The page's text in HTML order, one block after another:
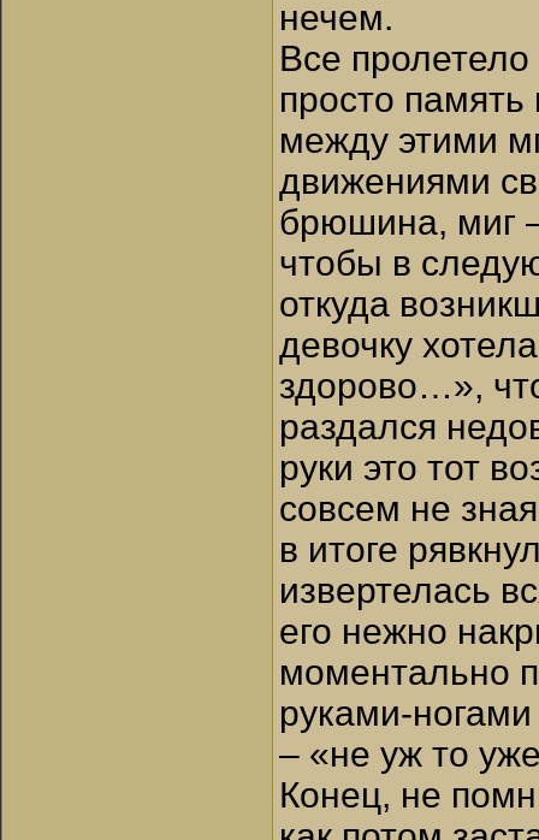
нечем.
Все
просто
между этими
движениями
брюшина, миг
чтобы в
откуда
девочку
здорово…»,
раздался
руки это тот
совсем не
в итоге
извертелась
его нежно
моментально
руками-
– «не уж то
Конец, не